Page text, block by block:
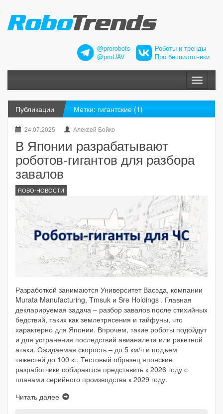
@prorobots
@proUAV
Роботы и тренды
Про беспилотники
Меню
Публикации Метки: гигантские (1)
24.07.2025 Алексей Бойко
В Японии разрабатывают
роботов-гигантов для разбора
завалов
ROBO-НОВОСТИ
Разработкой занимаются Университет Васэда, компании
Murata Manufacturing, Tmsuk и Sre Holdings . Главная
декларируемая задача – разбор завалов после стихийных
бедствий, таких как землетрясения и тайфуны, что
характерно для Японии. Впрочем, такие роботы подойдут
и для устранения последствий авианалета или ракетной
атаки. Ожидаемая скорость – до 5 км/ч и подъем
тяжестей до 100 кг. Тестовый образец японские
разработчики собираются представить к 2026 году с
планами серийного производства к 2029 году.
Читать далее